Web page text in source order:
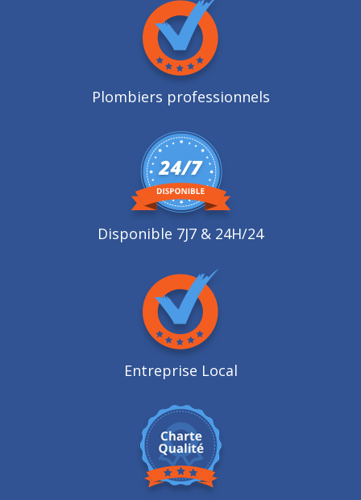
Plombiers professionnels
Disponible 7J7 & 24H/24
Entreprise Local